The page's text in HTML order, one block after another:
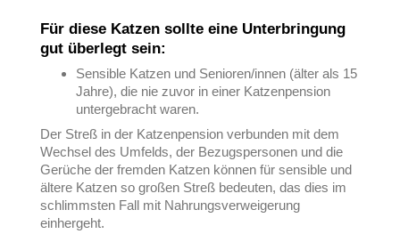
Für diese Katzen sollte eine Unterbringung
gut überlegt sein:
Sensible Katzen und Senioren/innen (älter als 15
Jahre), die nie zuvor in einer Katzenpension
untergebracht waren.
Der Streß in der Katzenpension verbunden mit dem
Wechsel des Umfelds, der Bezugspersonen und die
Gerüche der fremden Katzen können für sensible und
ältere Katzen so großen Streß bedeuten, das dies im
schlimmsten Fall mit Nahrungsverweigerung
einhergeht.